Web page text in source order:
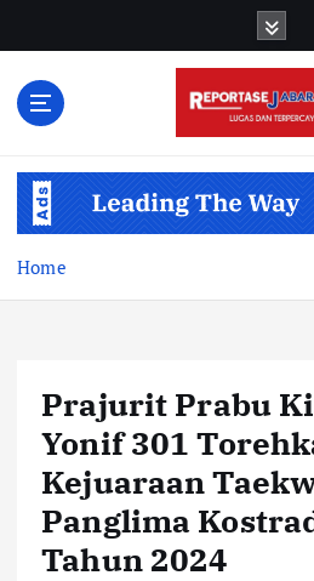
Home
Prajurit Prabu
Yonif 301
Kejuaraan
Panglima
Tahun 2024